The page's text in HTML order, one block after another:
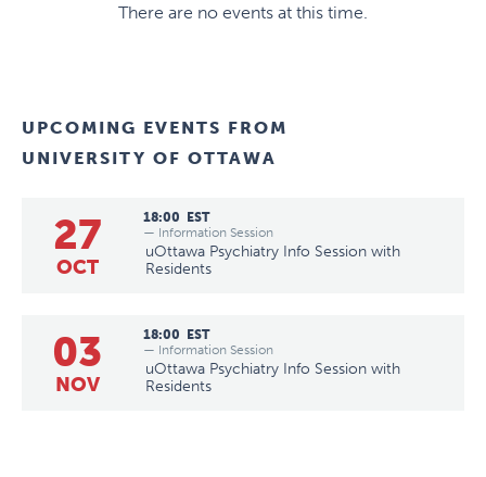
There are no events at this time.
UPCOMING EVENTS FROM
UNIVERSITY OF OTTAWA
27
OCT
18:00
EST
— Information Session
uOttawa Psychiatry Info Session with
Residents
03
NOV
18:00
EST
— Information Session
uOttawa Psychiatry Info Session with
Residents